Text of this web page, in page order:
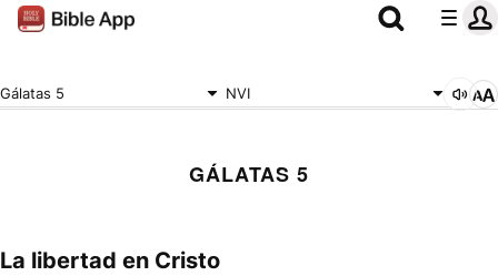
Gálatas 5 NVI
GÁLATAS 5
La libertad en Cristo